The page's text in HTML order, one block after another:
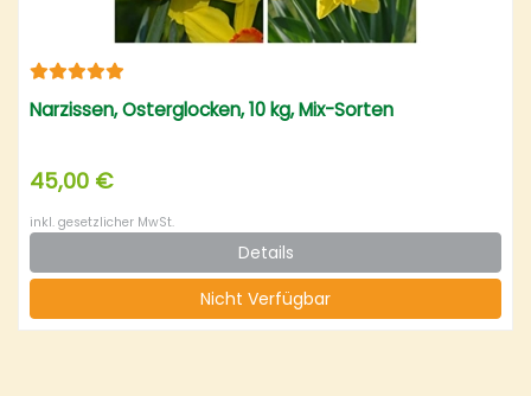
Narzissen, Osterglocken, 10 kg, Mix-Sorten
45,00 €
inkl. gesetzlicher MwSt.
Details
Nicht Verfügbar